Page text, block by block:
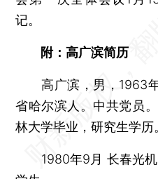
记。
附：高广滨简历
高广滨，男，1963年
省哈尔滨人。中共党员
林大学毕业，研究生学历
1980年9月 长春光机